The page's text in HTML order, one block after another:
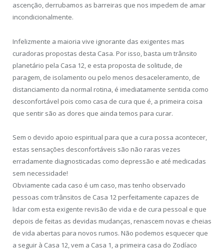
ascenção, derrubamos as barreiras que nos impedem de amar
incondicionalmente.
Infelizmente a maioria vive ignorante das exigentes mas
curadoras propostas desta Casa. Por isso, basta um trânsito
planetário pela Casa 12, e esta proposta de solitude, de
paragem, de isolamento ou pelo menos desaceleramento, de
distanciamento da normal rotina, é imediatamente sentida como
desconfortável pois como casa de cura que é, a primeira coisa
que sentir são as dores que ainda temos para curar.
Sem o devido apoio espiritual para que a cura possa acontecer,
estas sensações desconfortáveis são não raras vezes
erradamente diagnosticadas como depressão e até medicadas
sem necessidade!
Obviamente cada caso é um caso, mas tenho observado
pessoas com trânsitos de Casa 12 perfeitamente capazes de
lidar com esta exigente revisão de vida e de cura pessoal e que
depois de feitas as devidas mudanças, renascem novas e cheias
de vida abertas para novos rumos. Não podemos esquecer que
a seguir à Casa 12, vem a Casa 1, a primeira casa do Zodíaco